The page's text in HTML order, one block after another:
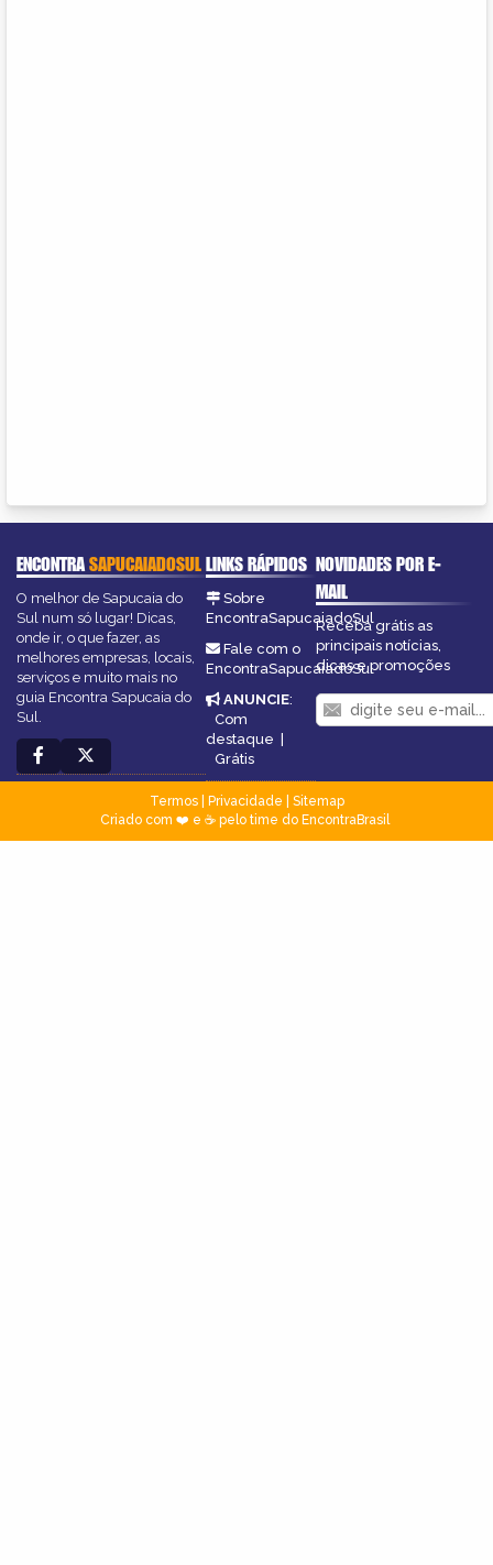
ENCONTRASAPUCAIADOSUL
O melhor de Sapucaia do
Sul num só lugar! Dicas,
onde ir, o que fazer, as
melhores empresas, locais,
serviços e muito mais no
guia Encontra Sapucaia do
Sul.
LINKS RÁPIDOS
Sobre
EncontraSapucaiadoSul
Fale com o
EncontraSapucaiadoSul
ANUNCIE:
Com
destaque
Grátis
NOVIDADES POR E-
MAIL
Receba grátis as
principais notícias,
dicas e promoções
Termos| Privacidade
Sitemap
Criado com ❤️ e ☕ pelo time do EncontraBrasil